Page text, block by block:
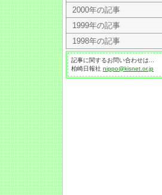
2000年の記事
1999年の記事
1998年の記事
記事に関するお問い合わせは...
柏崎日報社 nippo@kisnet.or.jp